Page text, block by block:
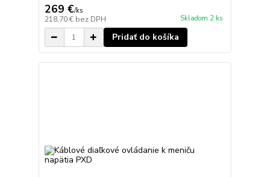
269 €/ks
218,70 € bez DPH Skladom 2 ks
Pridať do košíka